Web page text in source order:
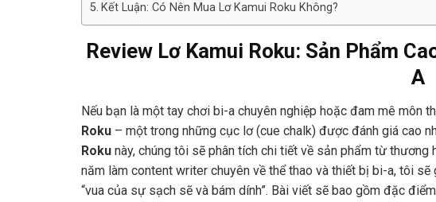
Kết Luận: Có Nên Mua Lơ Kamui Roku Không?
Review Lơ Kamui Roku: Sản Phẩm
A
Nếu bạn là một tay chơi bi-a chuyên nghiệp hoặc đam mê môn
Roku – một trong những cục lơ (cue chalk) được đánh giá cao
Roku này, chúng tôi sẽ phân tích chi tiết về sản phẩm từ
năm làm content writer chuyên về thể thao và thiết bị bi-a, tôi sẽ
“vua của sự sạch sẽ và bám dính”. Bài viết sẽ bao gồm đặc